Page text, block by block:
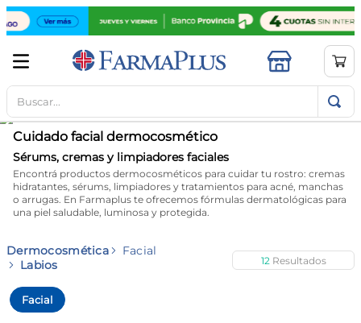
Buscar...
Cuidado facial dermocosmético
Sérums, cremas y limpiadores faciales
Encontrá productos dermocosméticos para cuidar tu rostro: cremas
hidratantes, sérums, limpiadores y tratamientos para acné, manchas
o arrugas. En Farmaplus te ofrecemos fórmulas dermatológicas para
una piel saludable, luminosa y protegida.
Dermocosmética
Facial
Labios
12
Facial
TÉRMINOS MÁS BUSCADOS
1.
mela b3
2 .
3.
creatina
4.
loreal
6.
proteina
7.
ibuprofeno